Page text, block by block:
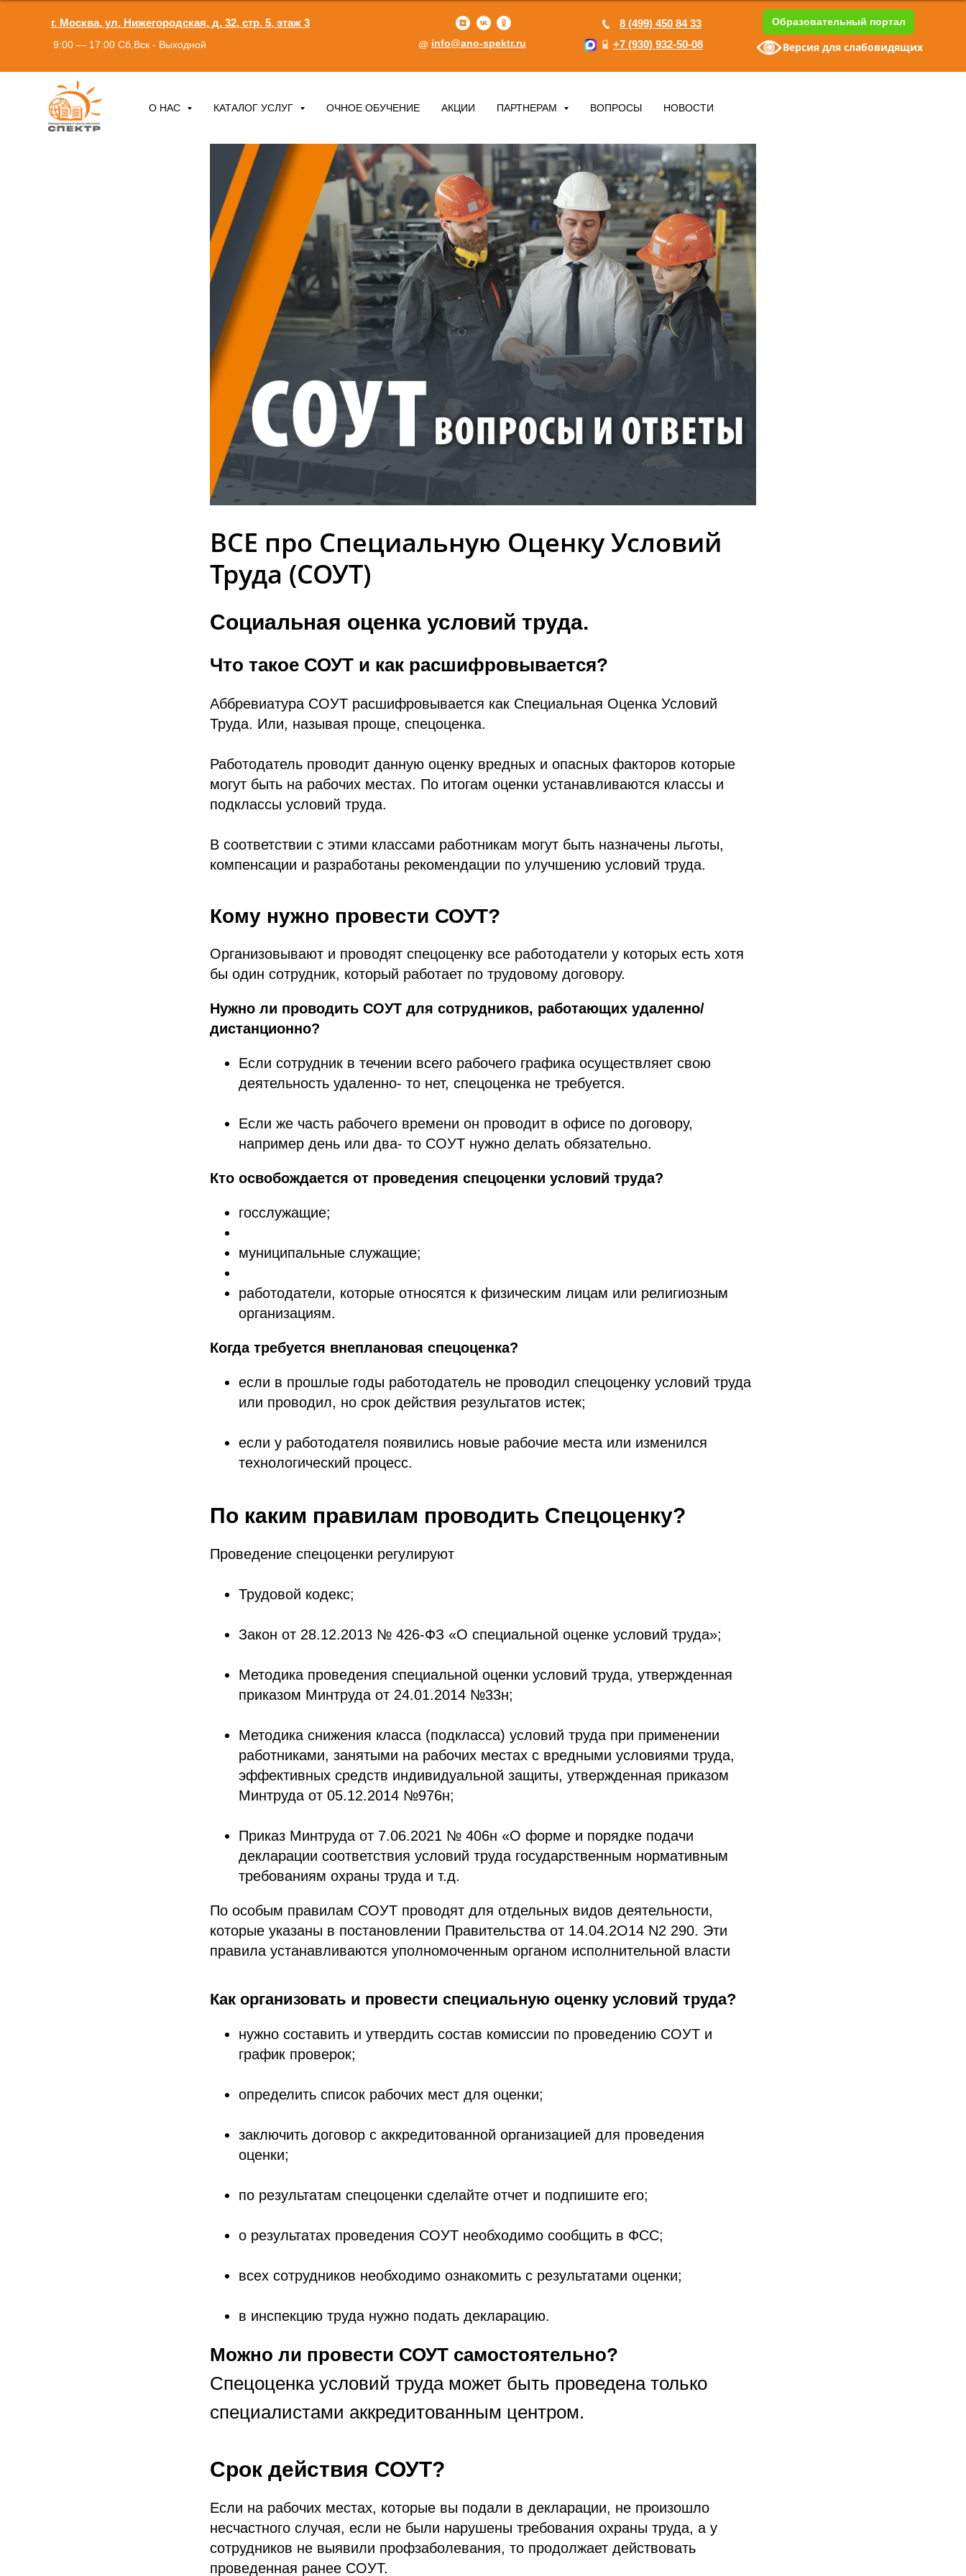
Образовательный портал
г. Москва, ул. Нижегородская, д. 32, стр. 5, этаж 3
+7 (930) 932-50-08
8 (499) 450 84 33
info@ano-spektr.ru
9:00 — 17:00 Сб,Вск - Выходной Версия для слабовидящих
О НАС КАТАЛОГ УСЛУГ ОЧНОЕ ОБУЧЕНИЕ АКЦИИ ПАРТНЕРАМ ВОПРОСЫ НОВОСТИ
ВСЕ про Специальную Оценку Условий
Труда (СОУТ)
Социальная оценка условий труда.
Что такое СОУТ и как расшифровывается?
Аббревиатура СОУТ расшифровывается как Специальная Оценка Условий
Труда. Или, называя проще, спецоценка.
Работодатель проводит данную оценку вредных и опасных факторов которые
могут быть на рабочих местах. По итогам оценки устанавливаются классы и
подклассы условий труда.
В соответствии с этими классами работникам могут быть назначены льготы,
компенсации и разработаны рекомендации по улучшению условий труда.
Кому нужно провести СОУТ?
Организовывают и проводят спецоценку все работодатели у которых есть хотя
бы один сотрудник, который работает по трудовому договору.
Нужно ли проводить СОУТ для сотрудников, работающих удаленно/
дистанционно?
Если сотрудник в течении всего рабочего графика осуществляет свою
деятельность удаленно- то нет, спецоценка не требуется.
Если же часть рабочего времени он проводит в офисе по договору,
например день или два- то СОУТ нужно делать обязательно.
Кто освобождается от проведения спецоценки условий труда?
госслужащие;
муниципальные служащие;
работодатели, которые относятся к физическим лицам или религиозным
организациям.
Когда требуется внеплановая спецоценка?
если в прошлые годы работодатель не проводил спецоценку условий труда
или проводил, но срок действия результатов истек;
если у работодателя появились новые рабочие места или изменился
технологический процесс.
По каким правилам проводить Спецоценку?
Проведение спецоценки регулируют
Трудовой кодекс;
Закон от 28.12.2013 № 426-ФЗ «О специальной оценке условий труда»;
Методика проведения специальной оценки условий труда, утвержденная
приказом Минтруда от 24.01.2014 №33н;
Методика снижения класса (подкласса) условий труда при применении
работниками, занятыми на рабочих местах с вредными условиями труда,
эффективных средств индивидуальной защиты, утвержденная приказом
Минтруда от 05.12.2014 №976н;
Приказ Минтруда от 7.06.2021 № 406н «О форме и порядке подачи
декларации соответствия условий труда государственным нормативным
требованиям охраны труда и т.д.
По особым правилам СОУТ проводят для отдельных видов деятельности,
которые указаны в постановлении Правительства от 14.04.2О14 N2 290. Эти
правила устанавливаются уполномоченным органом исполнительной власти
Как организовать и провести специальную оценку условий труда?
нужно составить и утвердить состав комиссии по проведению СОУТ и
график проверок;
определить список рабочих мест для оценки;
заключить договор с аккредитованной организацией для проведения
оценки;
по результатам спецоценки сделайте отчет и подпишите его;
о результатах проведения СОУТ необходимо сообщить в ФСС;
всех сотрудников необходимо ознакомить с результатами оценки;
в инспекцию труда нужно подать декларацию.
Можно ли провести СОУТ самостоятельно?
Спецоценка условий труда может быть проведена только
специалистами аккредитованным центром.
Срок действия СОУТ?
Если на рабочих местах, которые вы подали в декларации, не произошло
несчастного случая, если не были нарушены требования охраны труда, а у
сотрудников не выявили профзаболевания, то продолжает действовать
проведенная ранее СОУТ.